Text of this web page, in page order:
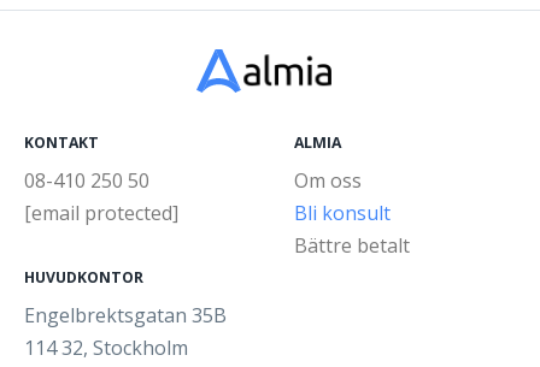
Sjuksköterska
Läkare
KONTAKT
08-410 250 50
[email protected]
HUVUDKONTOR
Engelbrektsgatan 35B
114 32, Stockholm
ALMIA
Om oss
Bli konsult
Bättre betalt